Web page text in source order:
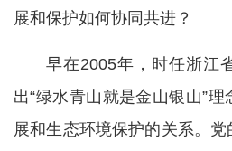
展和保护如何协同共进？
早在2005年，时任浙江
出“绿水青山就是金山银山”
展和生态环境保护的关系。